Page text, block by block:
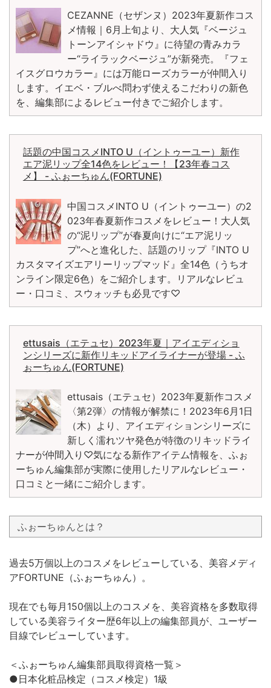
CEZANNE（セザンヌ）2023年夏新作コス
メ情報｜6月上旬より、大人気『ベージュ
トーンアイシャドウ』に待望の青みカラ
ー“ライラックベージュ”が新発売。『フェ
イスグロウカラー』には万能ローズカラーが仲間入り
します。イエベ・ブルべ問わず使えるこだわりの新色
を、編集部によるレビュー付きでご紹介します。
話題の中国コスメINTO U（イントゥーユー）新作
エア泥リップ全14色をレビュー！【23年春コス
メ】 - ふぉーちゅん(FORTUNE)
中国コスメINTO U（イントゥーユー）の2
023年春夏新作コスメをレビュー！大人気
の“泥リップ”が春夏向けに“エア泥リッ
プ”へと進化した、話題のリップ『INTO U
カスタマイズエアリーリップマッド』全14色（うちオ
ンライン限定6色）をご紹介します。リアルなレビュ
ー・口コミ、スウォッチも必見です♡
ettusais（エテュセ）2023年夏｜アイエディショ
ンシリーズに新作リキッドアイライナーが登場 - ふ
ぉーちゅん(FORTUNE)
ettusais（エテュセ）2023年夏新作コスメ
〈第2弾〉の情報が解禁に！2023年6月1日
（木）より、アイエディションシリーズに
新しく濡れツヤ発色が特徴のリキッドライ
ナーが仲間入り♡気になる新作アイテム情報を、ふぉ
ーちゅん編集部が実際に使用したリアルなレビュー・
口コミと一緒にご紹介します。
ふぉーちゅんとは？
過去5万個以上のコスメをレビューしている、美容メディ
アFORTUNE（ふぉーちゅん）。
現在でも毎月150個以上のコスメを、美容資格を多数取得
している美容ライター歴6年以上の編集部員が、ユーザー
目線でレビューしています。
＜ふぉーちゅん編集部員取得資格一覧＞
●日本化粧品検定（コスメ検定）1級